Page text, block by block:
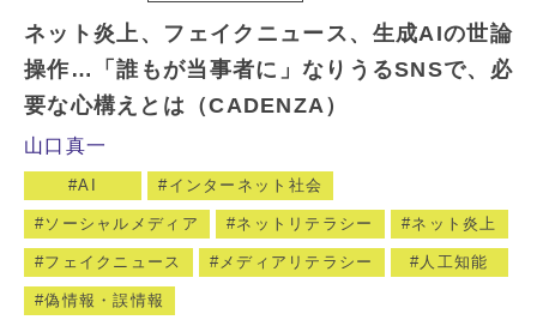
ネット炎上、フェイクニュース、生成AIの世論
操作…「誰もが当事者に」なりうるSNSで、必
要な心構えとは（CADENZA）
山口真一
AI インターネット社会
ソーシャルメディア ネットリテラシー ネット炎上
フェイクニュース メディアリテラシー 人工知能
偽情報・誤情報